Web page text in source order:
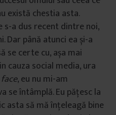
există chestia asta.
s-a dus recent dintre noi,
Dar până atunci ea și-a
se certe cu, așa mai
cauza social media, ura
, eu nu mi-am
se întâmplă. Eu pățesc la
asta să mă înțeleagă bine